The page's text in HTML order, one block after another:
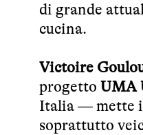
di grande
cucina.
Victoire
progetto UMA
Italia — mette
soprattutto